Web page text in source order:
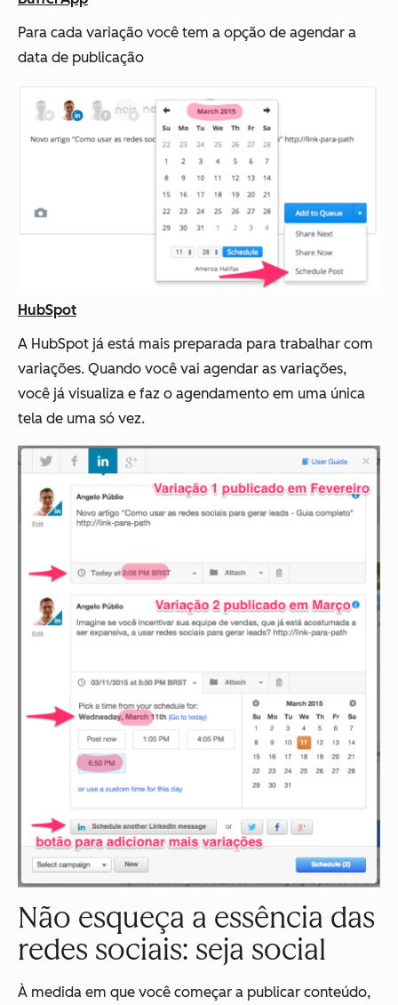
Para cada variação você tem a opção de agendar a
data de publicação
HubSpot
A HubSpot já está mais preparada para trabalhar com
variações. Quando você vai agendar as variações,
você já visualiza e faz o agendamento em uma única
tela de uma só vez.
Não esqueça a essência das
redes sociais: seja social
À medida em que você começar a publicar conteúdo,